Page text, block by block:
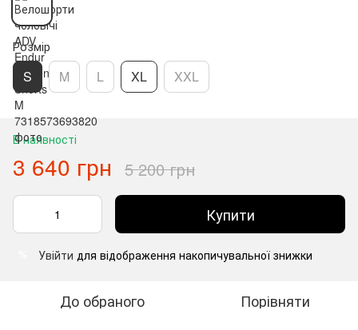
Розмір
S M L XL XXL
В наявності
3 640 грн 5 200 грн
Купити
Увійти для відображення накопичувальної знижки
До обраного Порівняти